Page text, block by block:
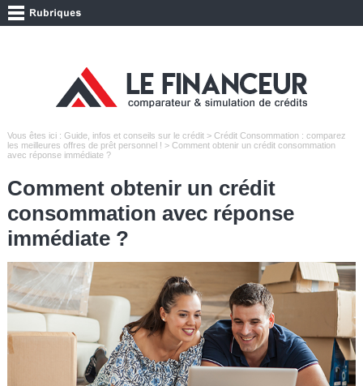
Vous êtes ici : Guide, infos et conseils sur le crédit> Crédit Consommation : comparez
les meilleures offres de prêt personnel ! > Comment obtenir un crédit consommation
avec réponse immédiate ?
Comment obtenir un crédit
consommation avec réponse
immédiate ?